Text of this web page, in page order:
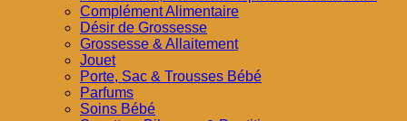
Complément Alimentaire
Désir de Grossesse
Grossesse & Allaitement
Jouet
Porte, Sac & Trousses Bébé
Parfums
Soins Bébé